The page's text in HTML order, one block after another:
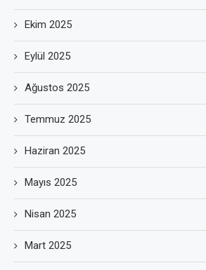
Ekim 2025
Eylül 2025
Ağustos 2025
Temmuz 2025
Haziran 2025
Mayıs 2025
Nisan 2025
Mart 2025